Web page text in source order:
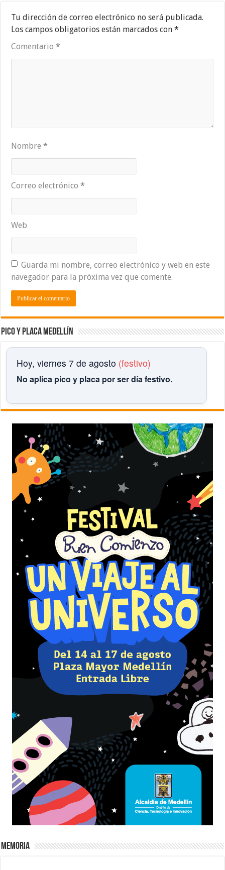
Tu dirección de correo electrónico no será publicada.
Los campos obligatorios están marcados con*
Comentario*
Nombre*
Correo electrónico*
Web
Guarda mi nombre, correo electrónico y web en este
navegador para la próxima vez que comente.
Pico y placa Medellín
Hoy, viernes 7 de agosto (festivo)
No aplica pico y placa por ser día festivo.
Memoria